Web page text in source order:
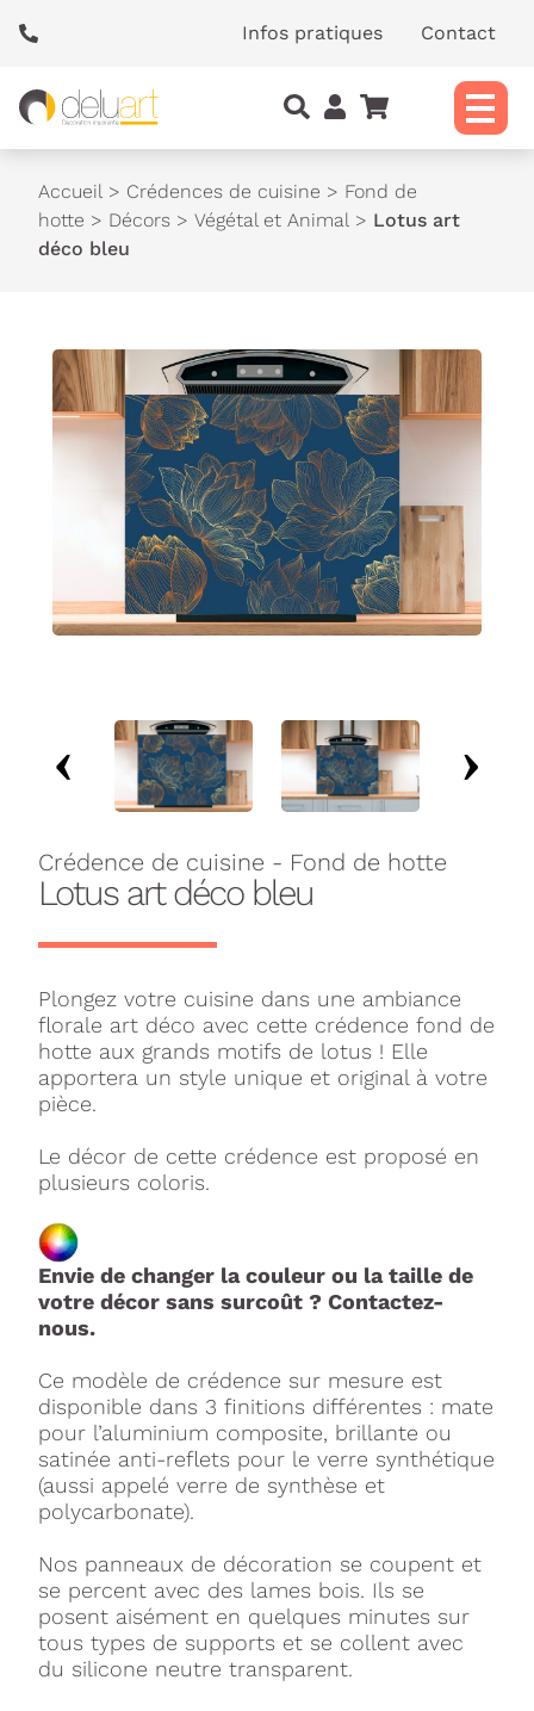
Infos pratiques Contact
Accueil > Crédences de cuisine > Fond de
hotte > Décors > Végétal et Animal > Lotus art
déco bleu
Crédence de cuisine - Fond de hotte
Lotus art déco bleu
Plongez votre cuisine dans une ambiance
florale art déco avec cette crédence fond de
hotte aux grands motifs de lotus ! Elle
apportera un style unique et original à votre
pièce.
Le décor de cette crédence est proposé en
plusieurs coloris.
Envie de changer la couleur ou la taille de
votre décor sans surcoût ? Contactez-
nous.
Ce modèle de crédence sur mesure est
disponible dans 3 finitions différentes : mate
pour l’aluminium composite, brillante ou
satinée anti-reflets pour le verre synthétique
(aussi appelé verre de synthèse et
polycarbonate).
Nos panneaux de décoration se coupent et
se percent avec des lames bois. Ils se
posent aisément en quelques minutes sur
tous types de supports et se collent avec
du silicone neutre transparent.